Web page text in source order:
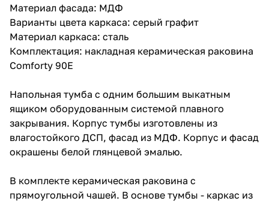
Материал фасада: МДФ
Варианты цвета каркаса: серый графит
Материал каркаса: сталь
Комплектация: накладная керамическая раковина
Comforty 90E
Напольная тумба с одним большим выкатным
ящиком оборудованным системой плавного
закрывания. Корпус тумбы изготовлены из
влагостойкого ДСП, фасад из МДФ. Корпус и фасад
окрашены белой глянцевой эмалью.
В комплекте керамическая раковина с
прямоугольной чашей. В основе тумбы - каркас из